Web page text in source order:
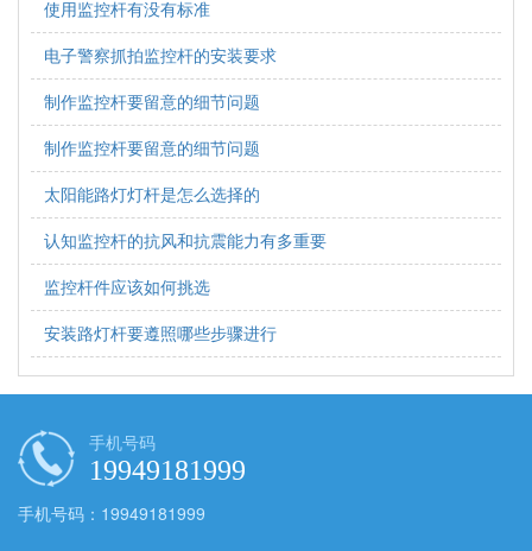
使用监控杆有没有标准
电子警察抓拍监控杆的安装要求
制作监控杆要留意的细节问题
制作监控杆要留意的细节问题
太阳能路灯灯杆是怎么选择的
认知监控杆的抗风和抗震能力有多重要
监控杆件应该如何挑选
安装路灯杆要遵照哪些步骤进行
手机号码
19949181999
手机号码：19949181999